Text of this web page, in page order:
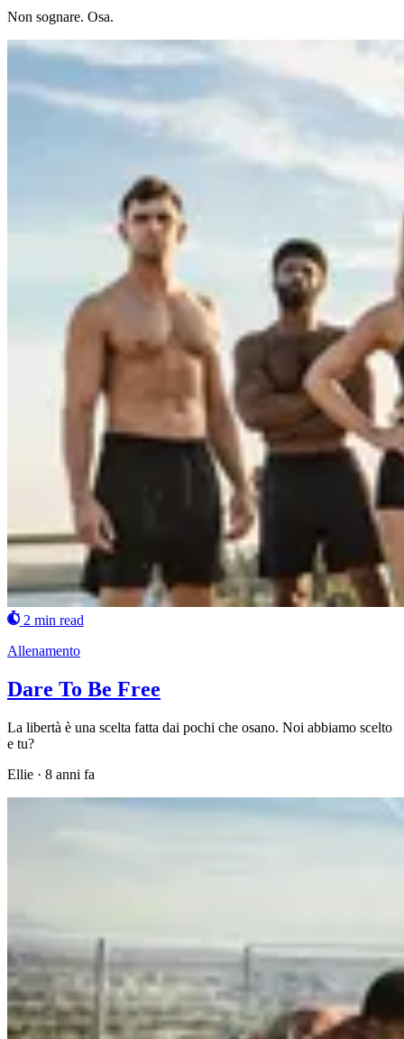
Non sognare. Osa.
2 min read
Allenamento
Dare To Be Free
La libertà è una scelta fatta dai pochi che osano. Noi abbiamo scelto
e tu?
Ellie · 8 anni fa